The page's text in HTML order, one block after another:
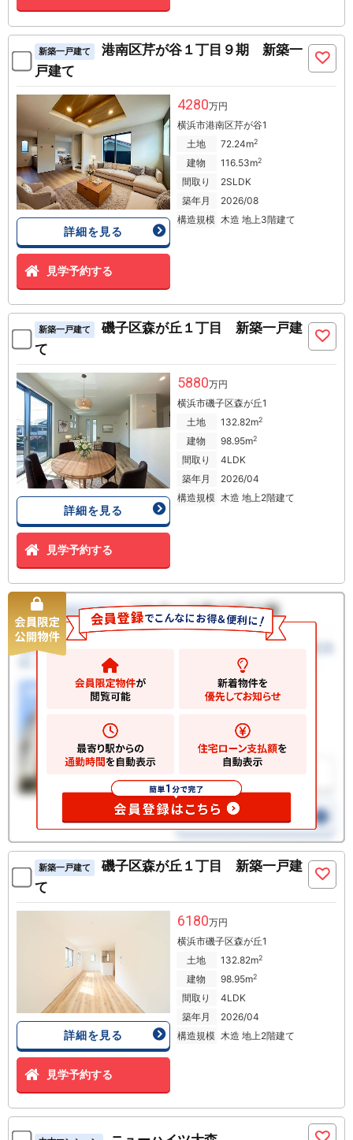
新築一戸建て
港南区芹が谷１丁目９期 新築一
戸建て
詳細を見る
見学予約する
4280万円
横浜市港南区芹が谷1
土地
72.24m2
建物 116.53m2
間取り
2SLDK
築年月
2026/08
構造規模 木造 地上3階建て
新築一戸建て
磯子区森が丘１丁目 新築一戸建
て
詳細を見る
見学予約する
5880万円
横浜市磯子区森が丘1
土地
132.82m2
建物 98.95m2
間取り
4LDK
築年月
2026/04
構造規模 木造 地上2階建て
新築一戸建て
磯子区森が丘１丁目 新築一戸建
て
詳細を見る
見学予約する
6180万円
横浜市磯子区森が丘1
土地
132.82m2
建物 98.95m2
間取り
4LDK
築年月
2026/04
構造規模 木造 地上2階建て